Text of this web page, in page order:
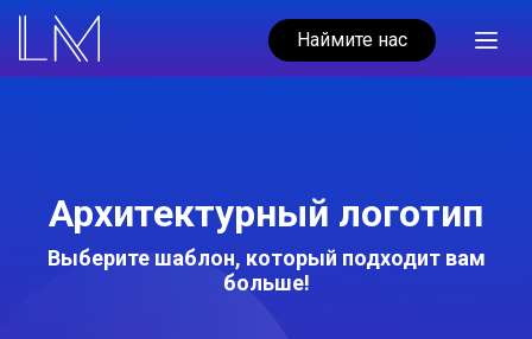
Наймите нас
Архитектурный логотип
Выберите шаблон, который подходит вам
больше!